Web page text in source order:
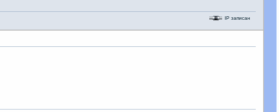
IP записан